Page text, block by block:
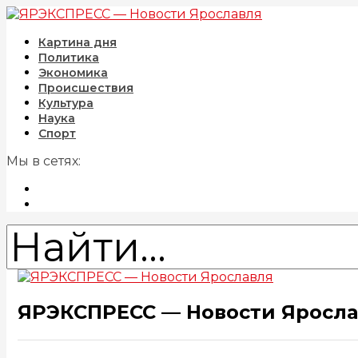
Картина дня
Политика
Экономика
Происшествия
Культура
Наука
Спорт
Мы в сетях:
ЯРЭКСПРЕСС — Новости